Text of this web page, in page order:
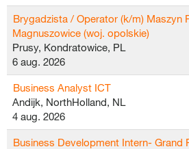
Brygadzista / Operator (k/m) Maszyn
Magnuszowice (woj. opolskie)
Prusy, Kondratowice, PL
6 aug. 2026
Business Analyst ICT
Andijk, NorthHolland, NL
4 aug. 2026
Business Development Intern- Grand